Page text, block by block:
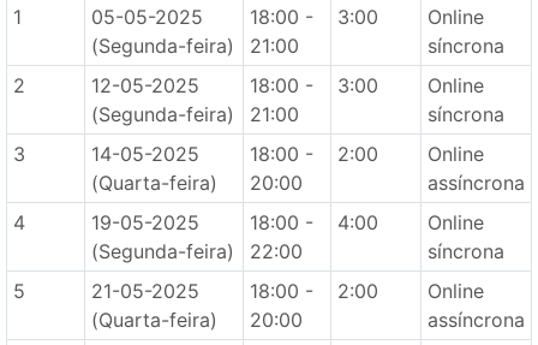
1
05-05-2025
(Segunda-feira)
18:00 -
21:00
3:00
Online
síncrona
2
12-05-2025
(Segunda-feira)
18:00 -
21:00
3:00
Online
síncrona
3
14-05-2025
(Quarta-feira)
18:00 -
20:00
2:00
Online
assíncrona
4
19-05-2025
(Segunda-feira)
18:00 -
22:00
4:00
Online
síncrona
5
21-05-2025
(Quarta-feira)
18:00 -
20:00
2:00
Online
assíncrona